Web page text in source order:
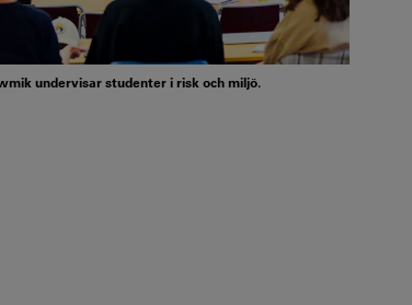
undervisar studenter i risk och miljö.